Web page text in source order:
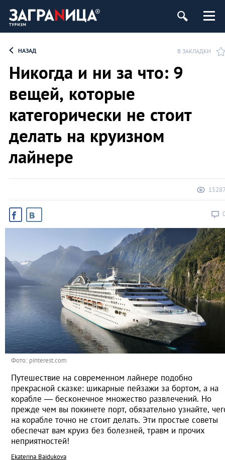
НАЗАД В ЗАКЛАДКИ
Никогда и ни за что: 9
вещей, которые
категорически не стоит
делать на круизном
лайнере
Фото: pinterest.com
Путешествие на современном лайнере подобно
прекрасной сказке: шикарные пейзажи за бортом, а на
корабле — бесконечное множество развлечений. Но
прежде чем вы покинете порт, обязательно узнайте,
на корабле точно не стоит делать. Эти простые советы
обеспечат вам круиз без болезней, травм и прочих
неприятностей!
Ekaterina Baidukova